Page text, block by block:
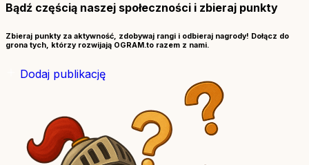
Bądź częścią naszej społeczności i zbieraj punkty
Zbieraj punkty za aktywność, zdobywaj rangi i odbieraj nagrody! Dołącz do
grona tych, którzy rozwijają OGRAM.to razem z nami.
Dodaj publikację